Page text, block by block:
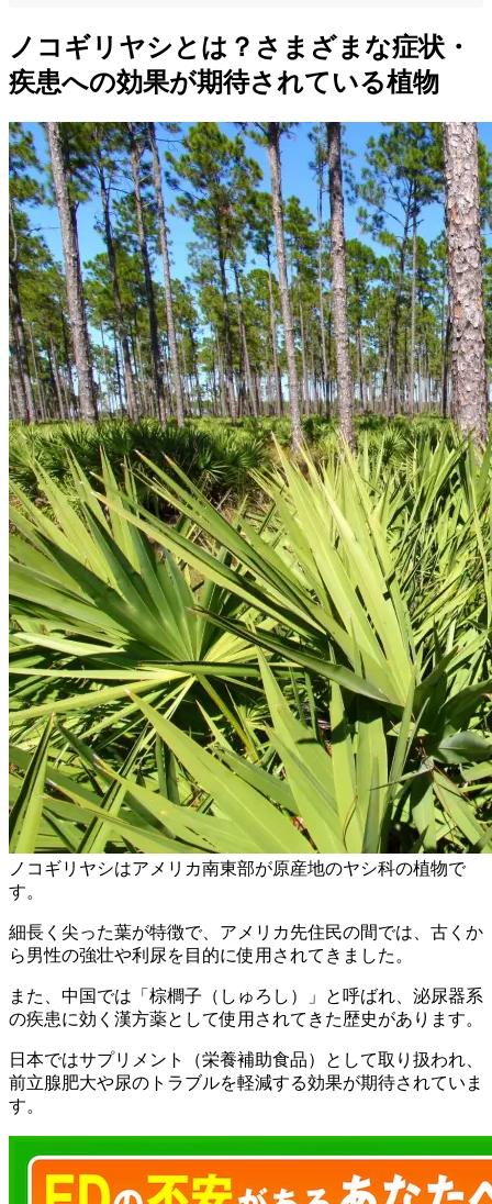
ノコギリヤシとは？さまざまな症状・
疾患への効果が期待されている植物
ノコギリヤシはアメリカ南東部が原産地のヤシ科の植物で
す。
細長く尖った葉が特徴で、アメリカ先住民の間では、古くか
ら男性の強壮や利尿を目的に使用されてきました。
また、中国では「棕櫚子（しゅろし）」と呼ばれ、泌尿器系
の疾患に効く漢方薬として使用されてきた歴史があります。
日本ではサプリメント（栄養補助食品）として取り扱われ、
前立腺肥大や尿のトラブルを軽減する効果が期待されていま
す。